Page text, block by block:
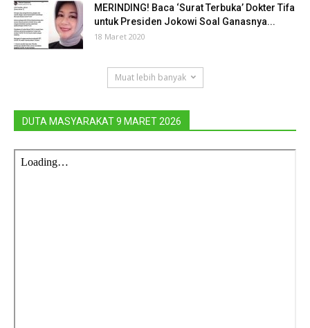
MERINDING! Baca ‘Surat Terbuka’ Dokter Tifa
untuk Presiden Jokowi Soal Ganasnya...
18 Maret 2020
Muat lebih banyak
DUTA MASYARAKAT 9 MARET 2026